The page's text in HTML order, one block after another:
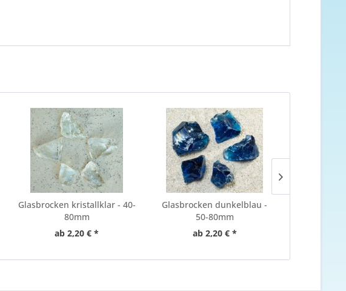
Glasbrocken kristallklar - 40-
80mm
ab 2,20 € *
Glasbrocken dunkelblau -
50-80mm
ab 2,20 € *